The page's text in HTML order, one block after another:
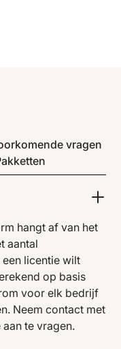
vragen
hangt af van het
aantal
licentie wilt
op basis
voor elk bedrijf
Neem contact met
te vragen.